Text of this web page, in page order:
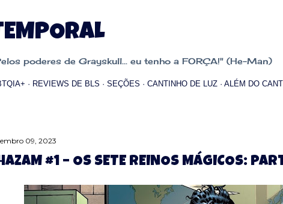
poderes de Grayskull... eu tenho a FORÇA!" (He-Man)
REVIEWS DE BLS SEÇÕES CANTINHO DE LUZ ALÉM DO
09, 2023
#1 – OS SETE REINOS MÁGICOS: